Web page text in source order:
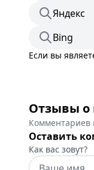
Яндекс
Bing
Если вы
Отзывы о
Комментариев
Оставить
Как вас зовут?